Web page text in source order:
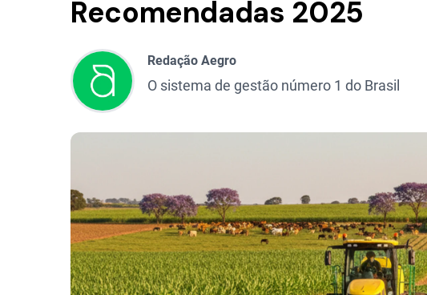
Recomendadas 2025
Redação Aegro
O sistema de gestão número 1 do Brasil